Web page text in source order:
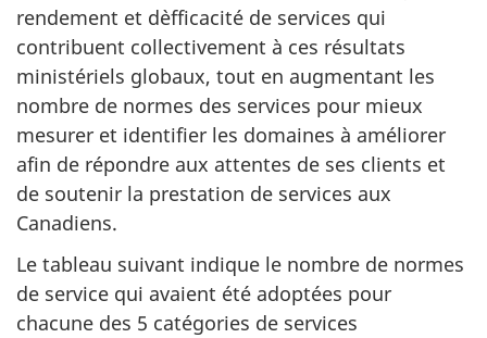
rendement et d`efficacité de services qui
contribuent collectivement à ces résultats
ministériels globaux, tout en augmentant les
nombre de normes des services pour mieux
mesurer et identifier les domaines à améliorer
afin de répondre aux attentes de ses clients et
de soutenir la prestation de services aux
Canadiens.
Le tableau suivant indique le nombre de normes
de service qui avaient été adoptées pour
chacune des 5 catégories de services